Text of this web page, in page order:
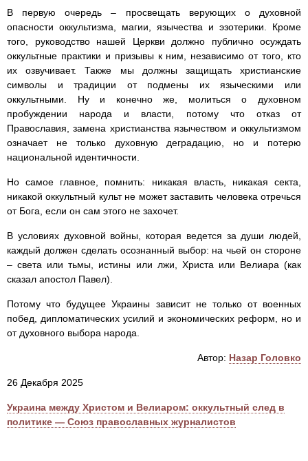
В первую очередь – просвещать верующих о духовной
опасности оккультизма, магии, язычества и эзотерики. Кроме
того, руководство нашей Церкви должно публично осуждать
оккультные практики и призывы к ним, независимо от того, кто
их озвучивает. Также мы должны защищать христианские
символы и традиции от подмены их языческими или
оккультными. Ну и конечно же, молиться о духовном
пробуждении народа и власти, потому что отказ от
Православия, замена христианства язычеством и оккультизмом
означает не только духовную деградацию, но и потерю
национальной идентичности.
Но самое главное, помнить: никакая власть, никакая секта,
никакой оккультный культ не может заставить человека отречься
от Бога, если он сам этого не захочет.
В условиях духовной войны, которая ведется за души людей,
каждый должен сделать осознанный выбор: на чьей он стороне
– света или тьмы, истины или лжи, Христа или Велиара (как
сказал апостол Павел).
Потому что будущее Украины зависит не только от военных
побед, дипломатических усилий и экономических реформ, но и
от духовного выбора народа.
Автор: Назар Головко
26 Декабря 2025
Украина между Христом и Велиаром: оккультный след в
политике — Союз православных журналистов